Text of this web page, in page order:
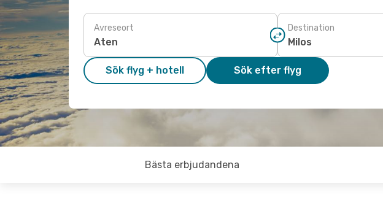
Avreseort Destination
Sök flyg + hotell Sök efter flyg
Bästa erbjudandena